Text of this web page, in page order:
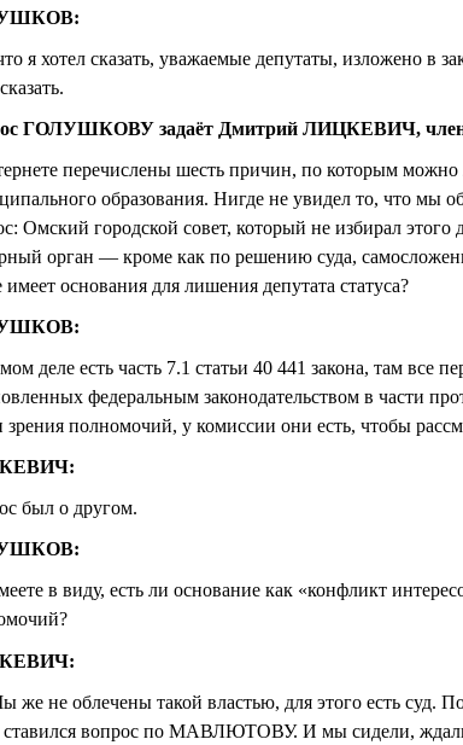
я хотел сказать, уважаемые депутаты, изложено в
ГОЛУШКОВУ задаёт Дмитрий ЛИЦКЕВИЧ, член
перечислены шесть причин, по которым можно
образования. Нигде не увидел то, что мы
Омский городской совет, который не избирал
орган — кроме как по решению суда,
имеет основания для лишения депутата статуса?
деле есть часть 7.1 статьи 40 441 закона, там все
федеральным законодательством в части
зрения полномочий, у комиссии они есть, чтобы
был о другом.
в виду, есть ли основание как «конфликт
же не облечены такой властью, для этого есть суд.
ставился вопрос по МАВЛЮТОВУ. И мы сидели, ждали